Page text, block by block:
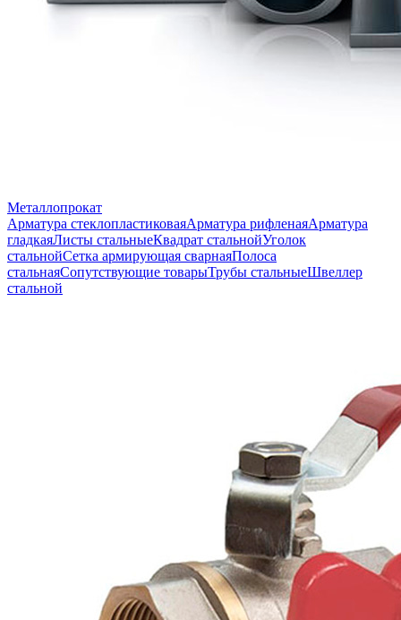
Металлопрокат
Арматура стеклопластиковаяАрматура рифленаяАрматура
гладкаяЛисты стальныеКвадрат стальнойУголок
стальнойСетка армирующая сварнаяПолоса
стальнаяСопутствующие товарыТрубы стальныеШвеллер
стальной